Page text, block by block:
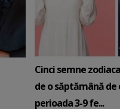
Cinci semne
de o săptămână de
perioada 3-9 fe...